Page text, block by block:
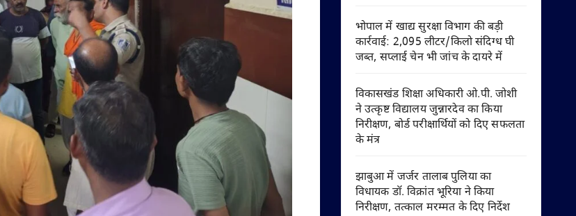
भोपाल में खाद्य सुरक्षा विभाग की बड़ी
कार्रवाई: 2,095 लीटर/किलो संदिग्ध घी
जब्त, सप्लाई चेन भी जांच के दायरे में
विकासखंड शिक्षा अधिकारी ओ.पी. जोशी
ने उत्कृष्ट विद्यालय जुन्नारदेव का किया
निरीक्षण, बोर्ड परीक्षार्थियों को दिए सफलता
के मंत्र
झाबुआ में जर्जर तालाब पुलिया का
विधायक डॉ. विक्रांत भूरिया ने किया
निरीक्षण, तत्काल मरम्मत के दिए निर्देश